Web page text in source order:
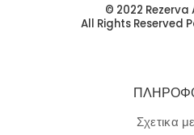
© 2022 Rezerva
All Rights Reserved
Σχετικα